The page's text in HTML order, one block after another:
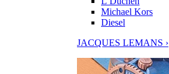
Michael Kors
Diesel
JACQUES LEMANS ›